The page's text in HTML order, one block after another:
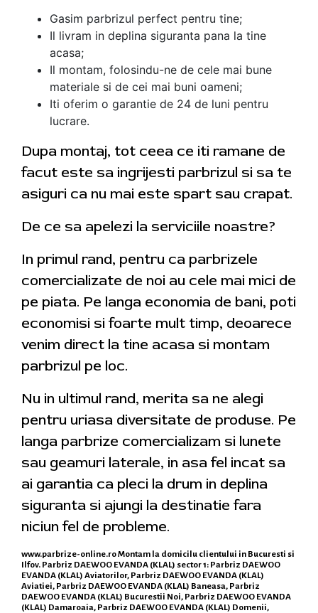
Gasim parbrizul perfect pentru tine;
Il livram in deplina siguranta pana la tine
acasa;
Il montam, folosindu-ne de cele mai bune
materiale si de cei mai buni oameni;
Iti oferim o garantie de 24 de luni pentru
lucrare.
Dupa montaj, tot ceea ce iti ramane de
facut este sa ingrijesti parbrizul si sa te
asiguri ca nu mai este spart sau crapat.
De ce sa apelezi la serviciile noastre?
In primul rand, pentru ca parbrizele
comercializate de noi au cele mai mici de
pe piata. Pe langa economia de bani, poti
economisi si foarte mult timp, deoarece
venim direct la tine acasa si montam
parbrizul pe loc.
Nu in ultimul rand, merita sa ne alegi
pentru uriasa diversitate de produse. Pe
langa parbrize comercializam si lunete
sau geamuri laterale, in asa fel incat sa
ai garantia ca pleci la drum in deplina
siguranta si ajungi la destinatie fara
niciun fel de probleme.
www.parbrize-online.roMontam la domicilu clientului in Bucuresti si
Ilfov. Parbriz DAEWOO EVANDA (KLAL) sector 1: Parbriz DAEWOO
EVANDA (KLAL) Aviatorilor, Parbriz DAEWOO EVANDA (KLAL)
Aviatiei, Parbriz DAEWOO EVANDA (KLAL) Baneasa, Parbriz
DAEWOO EVANDA (KLAL) Bucurestii Noi, Parbriz DAEWOO EVANDA
(KLAL) Damaroaia, Parbriz DAEWOO EVANDA (KLAL) Domenii,